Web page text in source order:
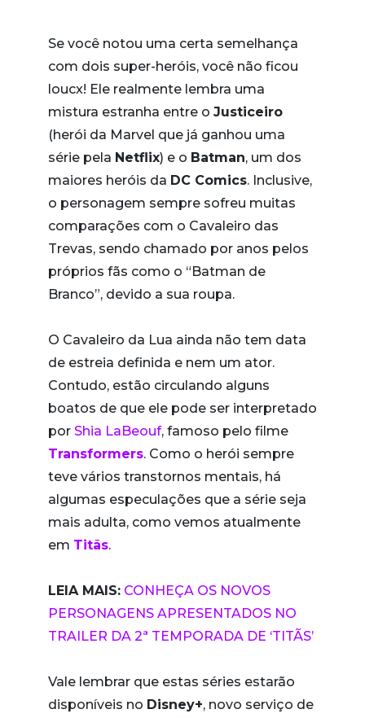
Se você notou uma certa semelhança
com dois super-heróis, você não ficou
loucx! Ele realmente lembra uma
mistura estranha entre o Justiceiro
(herói da Marvel que já ganhou uma
série pela Netflix) e o Batman, um dos
maiores heróis da DC Comics. Inclusive,
o personagem sempre sofreu muitas
comparações com o Cavaleiro das
Trevas, sendo chamado por anos pelos
próprios fãs como o “Batman de
Branco”, devido a sua roupa.
O Cavaleiro da Lua ainda não tem data
de estreia definida e nem um ator.
Contudo, estão circulando alguns
boatos de que ele pode ser interpretado
por Shia LaBeouf, famoso pelo filme
Transformers. Como o herói sempre
teve vários transtornos mentais, há
algumas especulações que a série seja
mais adulta, como vemos atualmente
em Titãs.
LEIA MAIS: CONHEÇA OS NOVOS
PERSONAGENS APRESENTADOS NO
TRAILER DA 2ª TEMPORADA DE ‘TITÃS’
Vale lembrar que estas séries estarão
disponíveis no Disney+, novo serviço de